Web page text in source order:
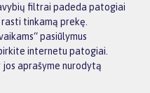
filtrai padeda patogiai
tinkamą prekę.
pasiūlymus
internetu patogiai.
aprašyme nurodytą